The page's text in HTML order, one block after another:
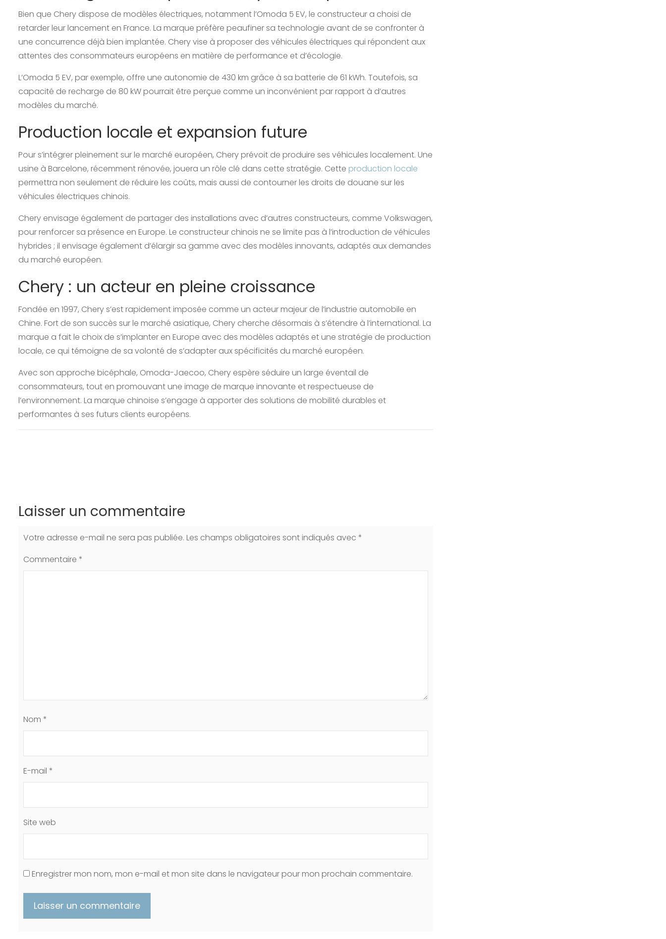
Bien que Chery dispose de modèles électriques, notamment l’Omoda 5 EV, le constructeur a choisi de
retarder leur lancement en France. La marque préfère peaufiner sa technologie avant de se confronter à
une concurrence déjà bien implantée. Chery vise à proposer des véhicules électriques qui répondent aux
attentes des consommateurs européens en matière de performance et d’écologie.
L’Omoda 5 EV, par exemple, offre une autonomie de 430 km grâce à sa batterie de 61 kWh. Toutefois, sa
capacité de recharge de 80 kW pourrait être perçue comme un inconvénient par rapport à d’autres
modèles du marché.
Production locale et expansion future
Pour s’intégrer pleinement sur le marché européen, Chery prévoit de produire ses véhicules localement. Une
usine à Barcelone, récemment rénovée, jouera un rôle clé dans cette stratégie. Cette production locale
permettra non seulement de réduire les coûts, mais aussi de contourner les droits de douane sur les
véhicules électriques chinois.
Chery envisage également de partager des installations avec d’autres constructeurs, comme Volkswagen,
pour renforcer sa présence en Europe. Le constructeur chinois ne se limite pas à l’introduction de véhicules
hybrides ; il envisage également d’élargir sa gamme avec des modèles innovants, adaptés aux demandes
du marché européen.
Chery : un acteur en pleine croissance
Fondée en 1997, Chery s’est rapidement imposée comme un acteur majeur de l’industrie automobile en
Chine. Fort de son succès sur le marché asiatique, Chery cherche désormais à s’étendre à l’international. La
marque a fait le choix de s’implanter en Europe avec des modèles adaptés et une stratégie de production
locale, ce qui témoigne de sa volonté de s’adapter aux spécificités du marché européen.
Avec son approche bicéphale, Omoda-Jaecoo, Chery espère séduire un large éventail de
consommateurs, tout en promouvant une image de marque innovante et respectueuse de
l’environnement. La marque chinoise s’engage à apporter des solutions de mobilité durables et
performantes à ses futurs clients européens.
Laisser un commentaire
Votre adresse e-mail ne sera pas publiée. Les champs obligatoires sont indiqués avec *
Commentaire *
Nom *
E-mail *
Site web
Enregistrer mon nom, mon e-mail et mon site dans le navigateur pour mon prochain commentaire.